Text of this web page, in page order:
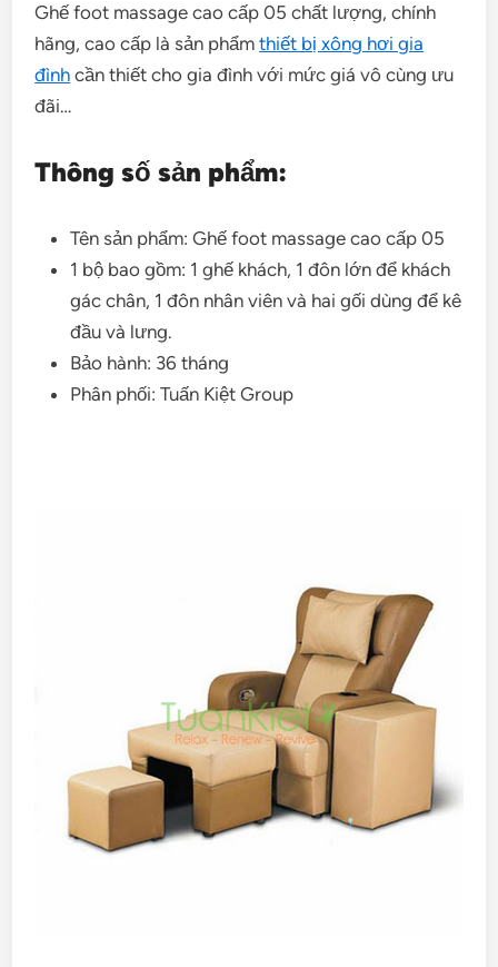
Ghế foot massage cao cấp 05 chất lượng, chính
hãng, cao cấp là sản phẩmthiết bị xông hơi gia
đình cần thiết cho gia đình với mức giá vô cùng ưu
đãi…
Thông số sản phẩm:
Tên sản phẩm: Ghế foot massage cao cấp 05
1 bộ bao gồm: 1 ghế khách, 1 đôn lớn để khách
gác chân, 1 đôn nhân viên và hai gối dùng để kê
đầu và lưng.
Bảo hành: 36 tháng
Phân phối: Tuấn Kiệt Group